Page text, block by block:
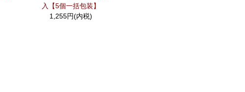
入【5個一括包装】
1,255円(内税)